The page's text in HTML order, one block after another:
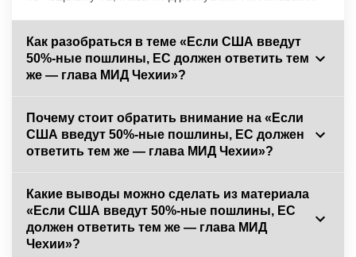
Как разобраться в теме «Если США введут
50%-ные пошлины, ЕС должен ответить тем
же — глава МИД Чехии»?
Почему стоит обратить внимание на «Если
США введут 50%-ные пошлины, ЕС должен
ответить тем же — глава МИД Чехии»?
Какие выводы можно сделать из материала
«Если США введут 50%-ные пошлины, ЕС
должен ответить тем же — глава МИД
Чехии»?